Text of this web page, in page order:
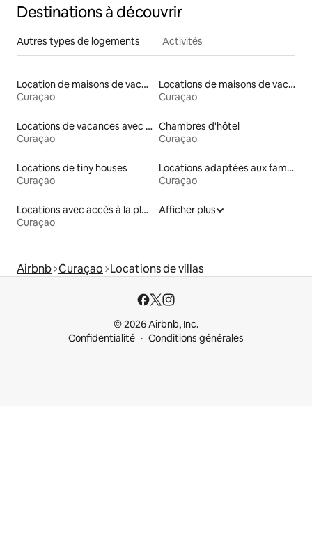
Destinations à découvrir
Autres types de logements Activités
Location de maisons de vacances
Curaçao
Locations de maisons de vacances
Curaçao
Locations de vacances avec piscine
Curaçao
Chambres d'hôtel
Curaçao
Locations de tiny houses
Curaçao
Locations adaptées aux familles
Curaçao
Locations avec accès à la plage
Curaçao
Afficher plus
Airbnb Curaçao Locations de villas
© 2026 Airbnb, Inc.
Confidentialité
Conditions générales